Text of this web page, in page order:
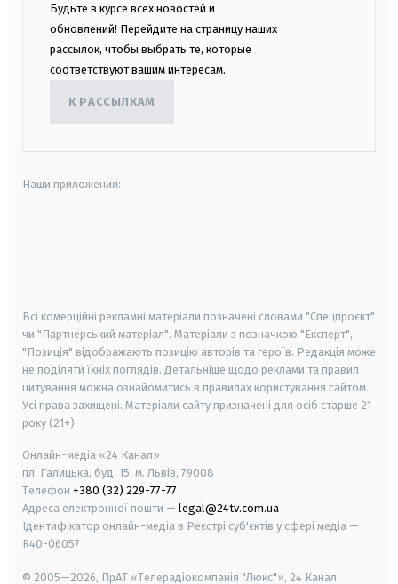
Будьте в курсе всех новостей и
обновлений! Перейдите на страницу наших
рассылок, чтобы выбрать те, которые
соответствуют вашим интересам.
К РАССЫЛКАМ
Наши приложения:
Всі комерційні рекламні матеріали позначені словами "Спецпроєкт"
чи "Партнерський матеріал". Матеріали з позначкою "Експерт",
"Позиція" відображають позицію авторів та героїв. Редакція може
не поділяти їхніх поглядів. Детальніше щодо реклами та правил
цитування можна ознайомитись в правилах користування сайтом.
Усі права захищені. Матеріали сайту призначені для осіб старше 21
року (21+)
Онлайн-медіа «24 Канал»
пл. Галицька, буд. 15, м. Львів, 79008
Телефон +380 (32) 229-77-77
Адреса електронної пошти — legal@24tv.com.ua
Ідентифікатор онлайн-медіа в Реєстрі суб'єктів у сфері медіа —
R40-06057
© 2005—2026, ПрАТ «Телерадіокомпанія "Люкс"», 24 Канал.